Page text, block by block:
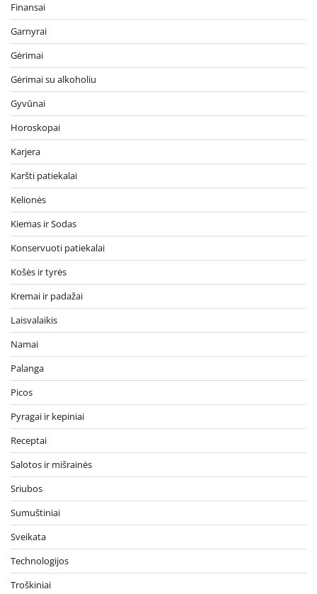
Finansai
Garnyrai
Gėrimai
Gėrimai su alkoholiu
Gyvūnai
Horoskopai
Karjera
Karšti patiekalai
Kelionės
Kiemas ir Sodas
Konservuoti patiekalai
Košės ir tyrės
Kremai ir padažai
Laisvalaikis
Namai
Palanga
Picos
Pyragai ir kepiniai
Receptai
Salotos ir mišrainės
Sriubos
Sumuštiniai
Sveikata
Technologijos
Troškiniai